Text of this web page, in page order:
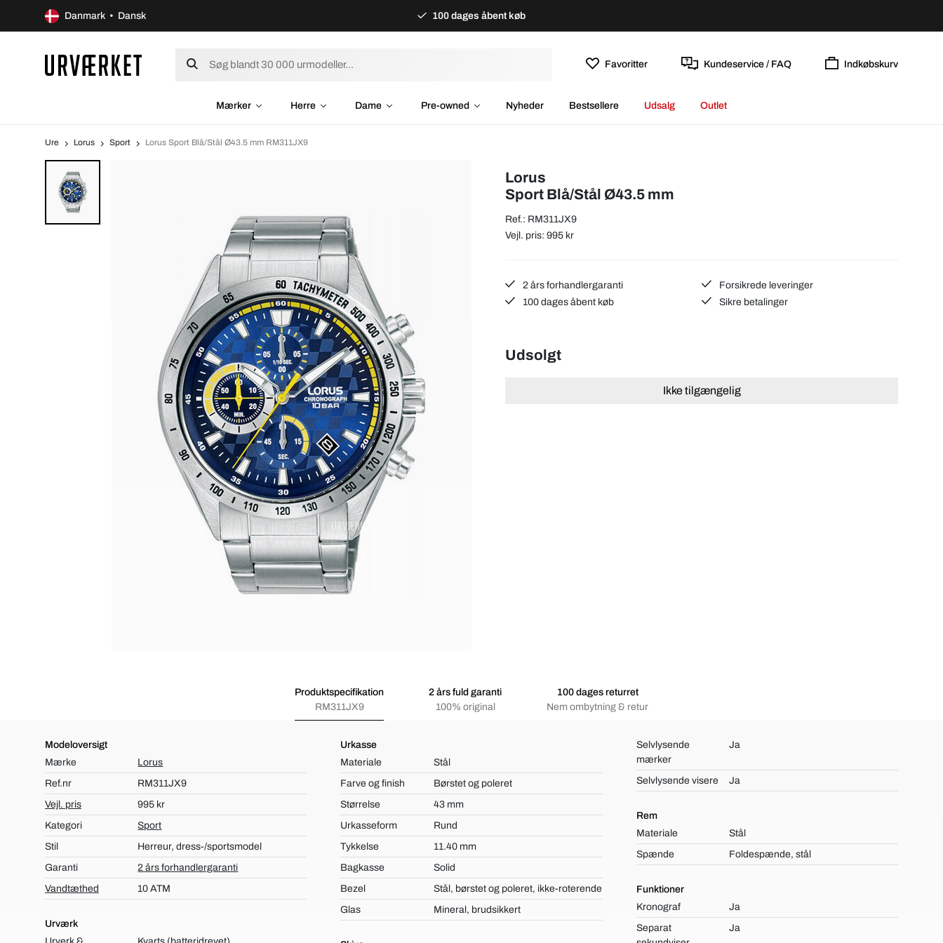
Danmark • Dansk 100 dages åbent køb
Favoritter Kundeservice / FAQ Indkøbskurv
Mærker Herre Dame Pre-owned Nyheder Bestsellere Udsalg Outlet
Ure Lorus Sport Lorus Sport Blå/Stål Ø43.5 mm RM311JX9
Lorus
Sport Blå/Stål Ø43.5 mm
Ref.: RM311JX9
Vejl. pris: 995 kr
2 års forhandlergaranti
Forsikrede leveringer
100 dages åbent køb
Sikre betalinger
Udsolgt
Ikke tilgængelig
Produktspecifikation
RM311JX9
2 års fuld garanti
100% original
100 dages returret
Nem ombytning & retur
Modeloversigt
Mærke
Lorus
Ref.nr
RM311JX9
Vejl. pris
995 kr
Kategori
Sport
Stil
Herreur, dress-/sportsmodel
Garanti
2 års forhandlergaranti
Vandtæthed
10 ATM
Urværk
Urkasse
Materiale
Stål
Farve og finish
Børstet og poleret
Størrelse
43 mm
Urkasseform
Rund
Tykkelse
11.40 mm
Bagkasse
Solid
Bezel
Stål, børstet og poleret, ikke-roterende
Glas
Mineral, brudsikkert
Selvlysende
mærker
Ja
Selvlysende visere Ja
Rem
Materiale
Stål
Spænde
Foldespænde, stål
Funktioner
Kronograf
Ja
Separat
Ja